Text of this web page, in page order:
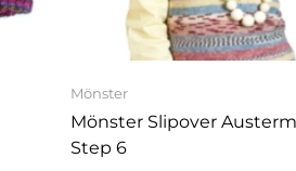
Mönster
Mönster Slipover
Step 6
De
olika
väljas